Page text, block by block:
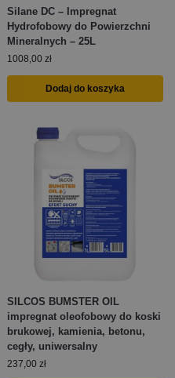
Silane DC – Impregnat
Hydrofobowy do Powierzchni
Mineralnych – 25L
1008,00 zł
Dodaj do koszyka
SILCOS BUMSTER OIL
impregnat oleofobowy do koski
brukowej, kamienia, betonu,
cegły, uniwersalny
237,00 zł